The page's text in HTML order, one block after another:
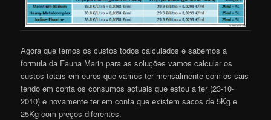
Agora que temos os custos todos calculados e sabemos a
formula da Fauna Marin para as soluções vamos calcular os
custos totais em euros que vamos ter mensalmente com os sais
tendo em conta os consumos actuais que estou a ter (23-10-
2010) e novamente ter em conta que existem sacos de 5Kg e
25Kg com preços diferentes.